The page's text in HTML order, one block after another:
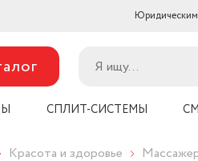
СПЛИТ-СИСТЕМЫ
Красота и здоровье